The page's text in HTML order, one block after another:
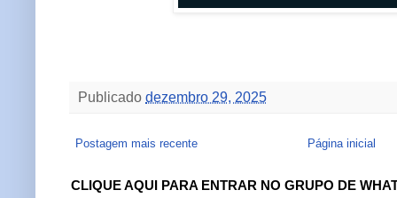
Publicado dezembro 29, 2025
Postagem mais recente Página inicial
CLIQUE AQUI PARA ENTRAR NO GRUPO DE